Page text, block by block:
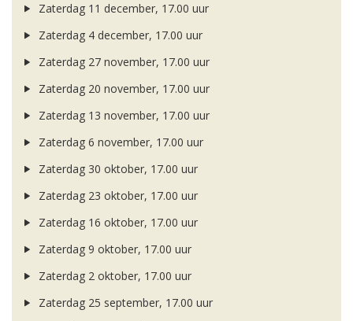
Zaterdag 11 december, 17.00 uur
Zaterdag 4 december, 17.00 uur
Zaterdag 27 november, 17.00 uur
Zaterdag 20 november, 17.00 uur
Zaterdag 13 november, 17.00 uur
Zaterdag 6 november, 17.00 uur
Zaterdag 30 oktober, 17.00 uur
Zaterdag 23 oktober, 17.00 uur
Zaterdag 16 oktober, 17.00 uur
Zaterdag 9 oktober, 17.00 uur
Zaterdag 2 oktober, 17.00 uur
Zaterdag 25 september, 17.00 uur